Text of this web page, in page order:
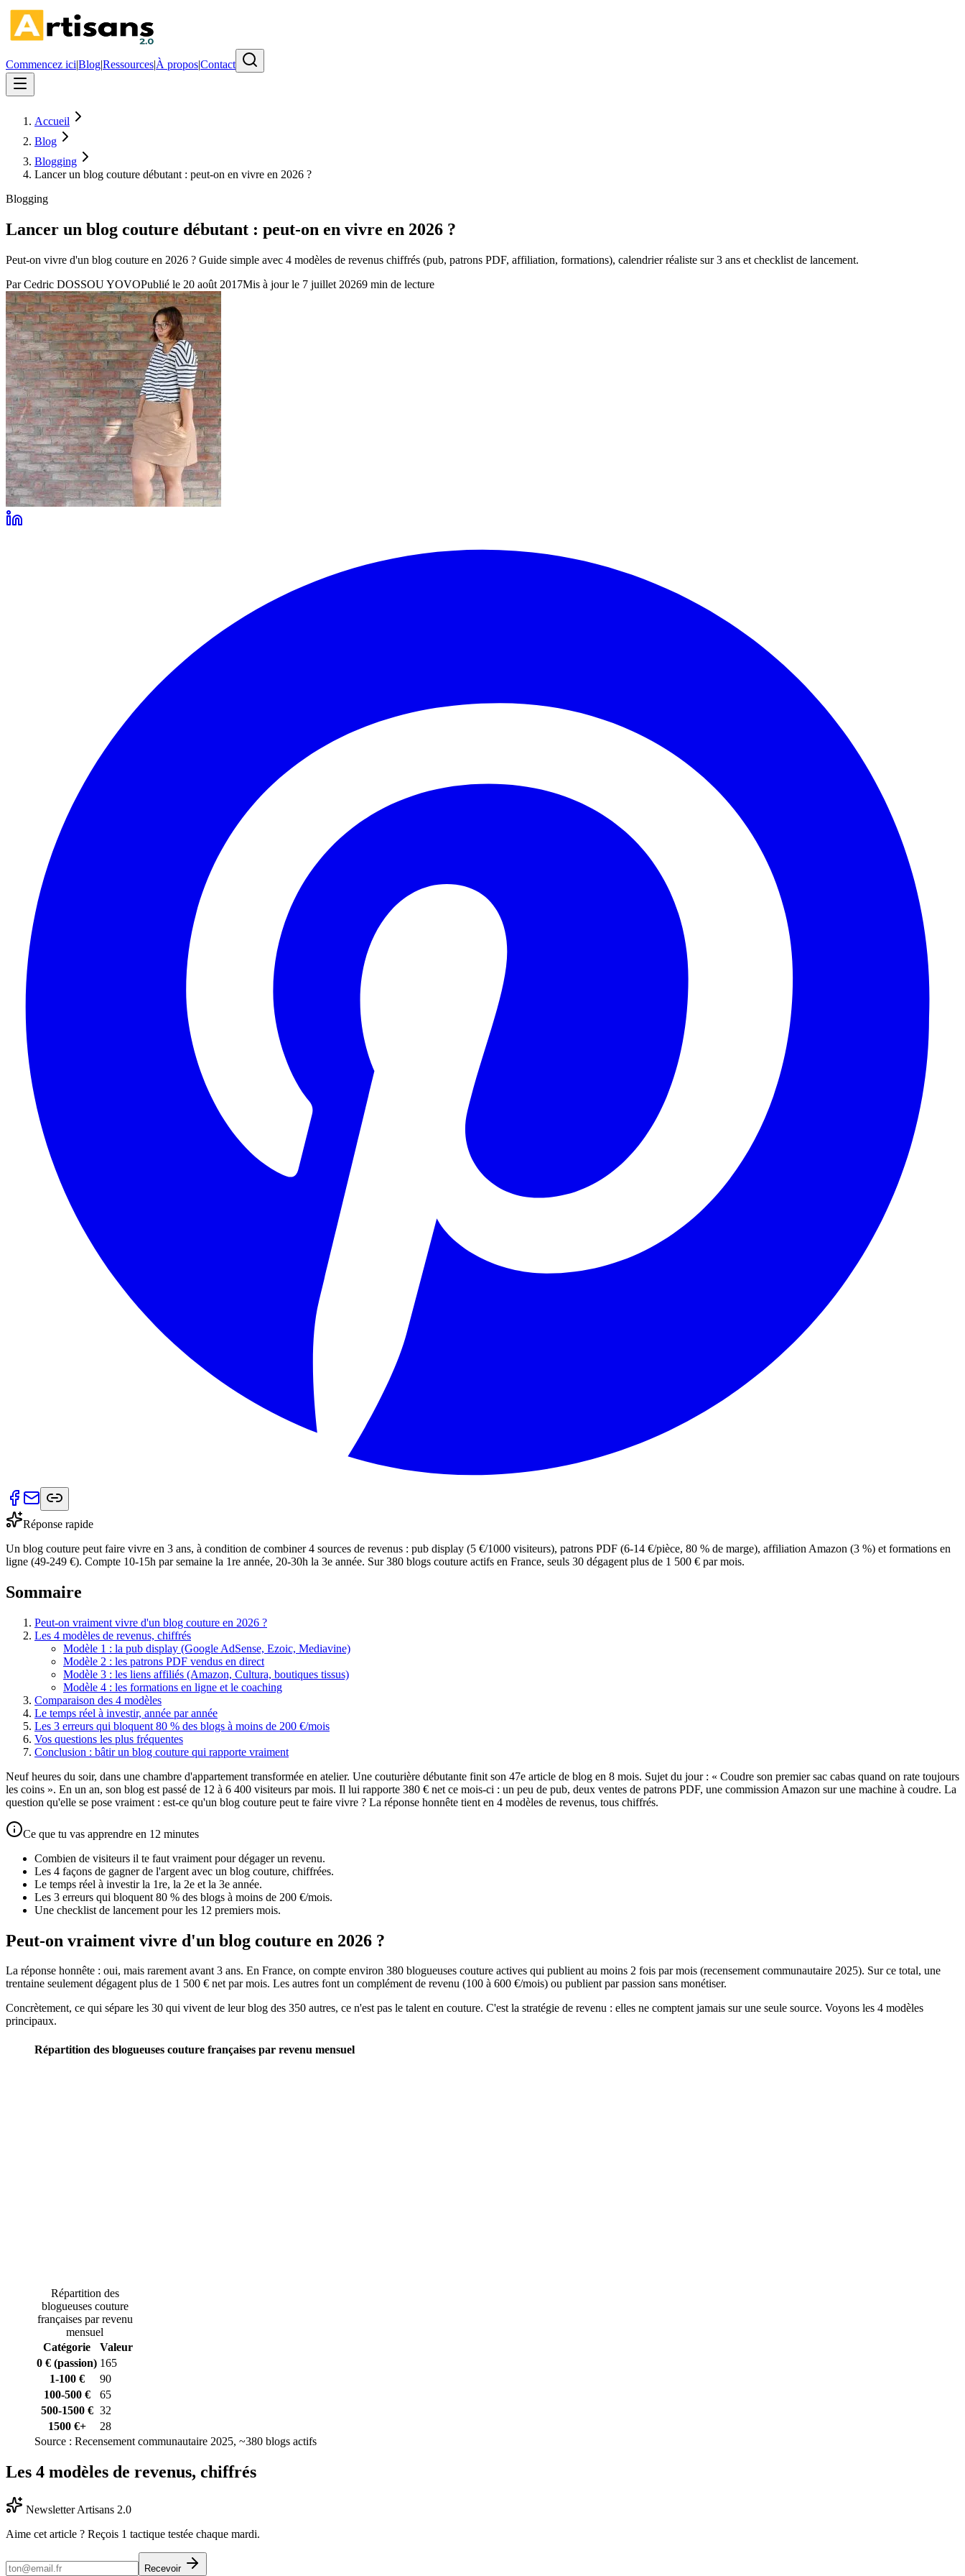
Commencez ici|Blog|Ressources|À propos|Contact
Accueil
Blog
Blogging
Lancer un blog couture débutant : peut-on en vivre en 2026 ?
Blogging
Lancer un blog couture débutant : peut-on en vivre en 2026 ?
Peut-on vivre d'un blog couture en 2026 ? Guide simple avec 4 modèles de revenus chiffrés (pub, patrons PDF, affiliation, formations), calendrier réaliste sur 3 ans et checklist de lancement.
ParCedric DOSSOU YOVOPublié le 20 août 2017Mis à jour le 7 juillet 20269 min de lecture
Réponse rapide
Un blog couture peut faire vivre en 3 ans, à condition de combiner 4 sources de revenus : pub display (5 €/1000 visiteurs), patrons PDF (6-14 €/pièce, 80 % de marge), affiliation Amazon (3 %) et formations en
ligne (49-249 €). Compte 10-15h par semaine la 1re année, 20-30h la 3e année. Sur 380 blogs couture actifs en France, seuls 30 dégagent plus de 1 500 € par mois.
Sommaire
Peut-on vraiment vivre d'un blog couture en 2026 ?
Les 4 modèles de revenus, chiffrés
Modèle 1 : la pub display (Google AdSense, Ezoic, Mediavine)
Modèle 2 : les patrons PDF vendus en direct
Modèle 3 : les liens affiliés (Amazon, Cultura, boutiques tissus)
Modèle 4 : les formations en ligne et le coaching
Comparaison des 4 modèles
Le temps réel à investir, année par année
Les 3 erreurs qui bloquent 80 % des blogs à moins de 200 €/mois
Vos questions les plus fréquentes
Conclusion : bâtir un blog couture qui rapporte vraiment
Neuf heures du soir, dans une chambre d'appartement transformée en atelier. Une couturière débutante finit son 47e article de blog en 8 mois. Sujet du jour : « Coudre son premier sac cabas quand on rate toujours
les coins ». En un an, son blog est passé de 12 à 6 400 visiteurs par mois. Il lui rapporte 380 € net ce mois-ci : un peu de pub, deux ventes de patrons PDF, une commission Amazon sur une machine à coudre. La
question qu'elle se pose vraiment : est-ce qu'un blog couture peut te faire vivre ? La réponse honnête tient en 4 modèles de revenus, tous chiffrés.
Ce que tu vas apprendre en 12 minutes
Combien de visiteurs il te faut vraiment pour dégager un revenu.
Les 4 façons de gagner de l'argent avec un blog couture, chiffrées.
Le temps réel à investir la 1re, la 2e et la 3e année.
Les 3 erreurs qui bloquent 80 % des blogs à moins de 200 €/mois.
Une checklist de lancement pour les 12 premiers mois.
Peut-on vraiment vivre d'un blog couture en 2026 ?
La réponse honnête : oui, mais rarement avant 3 ans. En France, on compte environ 380 blogueuses couture actives qui publient au moins 2 fois par mois (recensement communautaire 2025). Sur ce total, une
trentaine seulement dégagent plus de 1 500 € net par mois. Les autres font un complément de revenu (100 à 600 €/mois) ou publient par passion sans monétiser.
Concrètement, ce qui sépare les 30 qui vivent de leur blog des 350 autres, ce n'est pas le talent en couture. C'est la stratégie de revenu : elles ne comptent jamais sur une seule source. Voyons les 4 modèles
principaux.
Répartition des blogueuses couture françaises par revenu mensuel
Répartition des
blogueuses couture
françaises par revenu
mensuel
Catégorie
Valeur
0 € (passion) 165
1-100 €
90
100-500 €
65
500-1500 € 32
1500 €+
28
Source : Recensement communautaire 2025, ~380 blogs actifs
Les 4 modèles de revenus, chiffrés
Newsletter Artisans 2.0
Aime cet article ? Reçois 1 tactique testée chaque mardi.
Recevoir